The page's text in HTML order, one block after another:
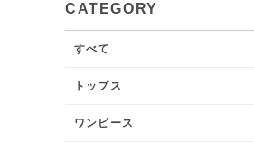
CATEGORY
すべて
トップス
ワンピース